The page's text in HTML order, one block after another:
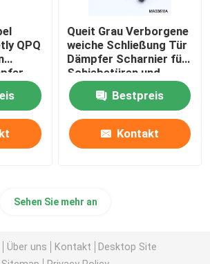
QPQ
Queit Grau Verborgene
weiche Schließung Tür
Dämpfer Scharnier für
Schiebetüren und
Möbel Türen
Bestpreis
Kontakt
Sehen Sie mehr an
Über uns Kontakt
Desktop Site